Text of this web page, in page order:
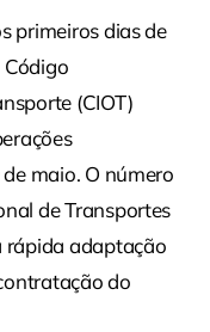
primeiros dias de
(CIOT)
maio. O número
de Transportes
rápida adaptação
do